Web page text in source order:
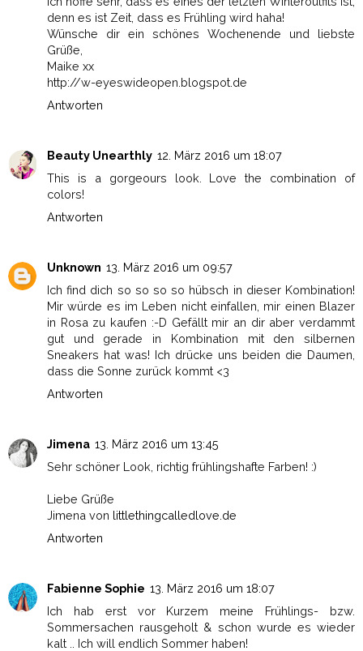
denn es ist Zeit, dass es Frühling wird haha!
Wünsche dir ein schönes Wochenende und liebste
Grüße,
Maike xx
http://w-eyeswideopen.blogspot.de
Antworten
Beauty Unearthly 12. März 2016 um 18:07
This is a gorgeours look. Love the combination of
colors!
Antworten
Unknown 13. März 2016 um 09:57
Ich find dich so so so so hübsch in dieser Kombination!
Mir würde es im Leben nicht einfallen, mir einen Blazer
in Rosa zu kaufen :-D Gefällt mir an dir aber verdammt
gut und gerade in Kombination mit den silbernen
Sneakers hat was! Ich drücke uns beiden die Daumen,
dass die Sonne zurück kommt <3
Antworten
Jimena 13. März 2016 um 13:45
Sehr schöner Look, richtig frühlingshafte Farben! :)
Liebe Grüße
Jimena von littlethingcalledlove.de
Antworten
Fabienne Sophie 13. März 2016 um 18:07
Ich hab erst vor Kurzem meine Frühlings- bzw.
Sommersachen rausgeholt & schon wurde es wieder
kalt .. Ich will endlich Sommer haben!